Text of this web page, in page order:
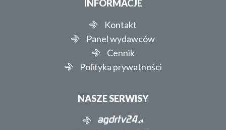
INFORMACJE
Kontakt
Panel wydawców
Cennik
Polityka prywatności
NASZE SERWISY